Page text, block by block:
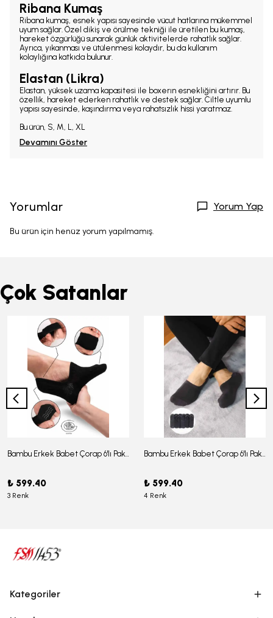
Ribana Kumaş
Ribana kumaş, esnek yapısı sayesinde vücut hatlarına mükemmel
uyum sağlar. Özel dikiş ve örülme tekniği ile üretilen bu kumaş,
hareket özgürlüğü sunarak günlük aktivitelerde rahatlık sağlar.
Ayrıca, yıkanması ve ütülenmesi kolaydır, bu da kullanım
kolaylığına katkıda bulunur.
Elastan (Likra)
Elastan, yüksek uzama kapasitesi ile boxerın esnekliğini artırır. Bu
özellik, hareket ederken rahatlık ve destek sağlar. Ciltle uyumlu
yapısı sayesinde, kaşındırma veya rahatsızlık hissi yaratmaz.
Bu ürün, S, M, L, XL
Devamını Göster
Yorumlar Yorum Yap
Bu ürün için henüz yorum yapılmamış.
Çok Satanlar
Bambu Erkek Babet Çorap 6'lı Paket - J-03
₺ 599.40
3 Renk
Bambu Erkek Babet Çorap 6'lı Paket -J-08
₺ 599.40
4 Renk
Kategoriler